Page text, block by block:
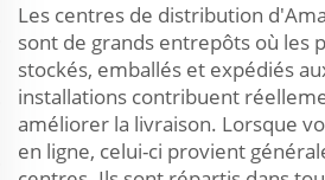
Les centres de distribution
sont de grands entrepôts où les
stockés, emballés et expédiés
installations contribuent
améliorer la livraison. Lorsque
en ligne, celui-ci provient